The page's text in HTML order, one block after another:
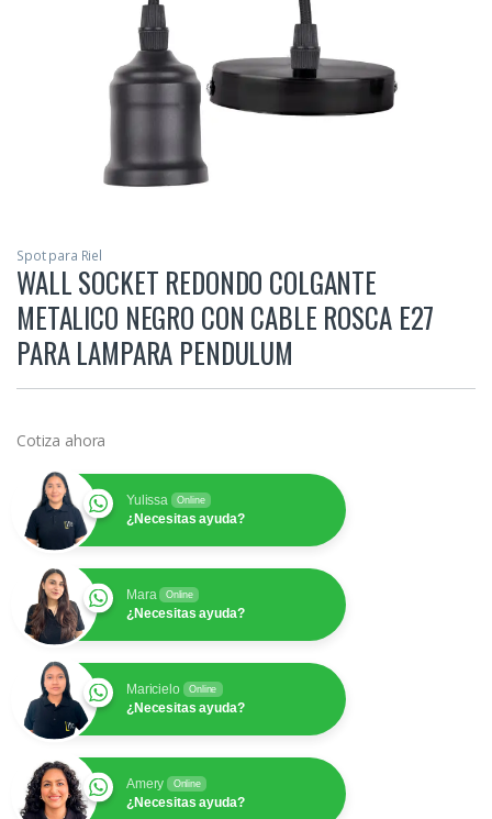
Spot para Riel
WALL SOCKET REDONDO COLGANTE
METALICO NEGRO CON CABLE ROSCA E27
PARA LAMPARA PENDULUM
Cotiza ahora
Yulissa Online
¿Necesitas ayuda?
Mara Online
¿Necesitas ayuda?
Maricielo Online
¿Necesitas ayuda?
Amery Online
¿Necesitas ayuda?